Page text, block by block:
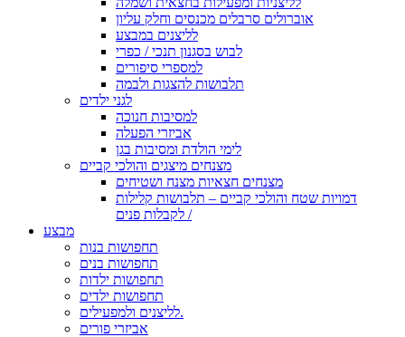
אוברולים סרבלים מכנסים וחלק עליון
לליצנים במבצע
לבוש בסגנון תנכי / כפרי
למספרי סיפורים
תלבושות להצגות ולבמה
לגני ילדים
למסיבות חנוכה
אביזרי הפעלה
לימי הולדת ומסיבות בגן
מצנחים מיצגים והולכי קביים
מצנחים חצאיות מצנח ושטיחים
דמויות שטח והולכי קביים – תלבושות קלילות
לקבלות פנים /
מבצע
תחפושות בנות
תחפושות בנים
תחפושות ילדות
תחפושות ילדים
לליצנים ולמפעילים.
אביזרי פורים